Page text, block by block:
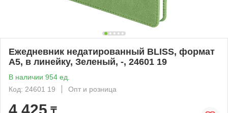
Ежедневник недатированный BLISS, формат
А5, в линейку, Зеленый, -, 24601 19
В наличии 954 ед.
Код: 24601 19
Опт и розница
4 425